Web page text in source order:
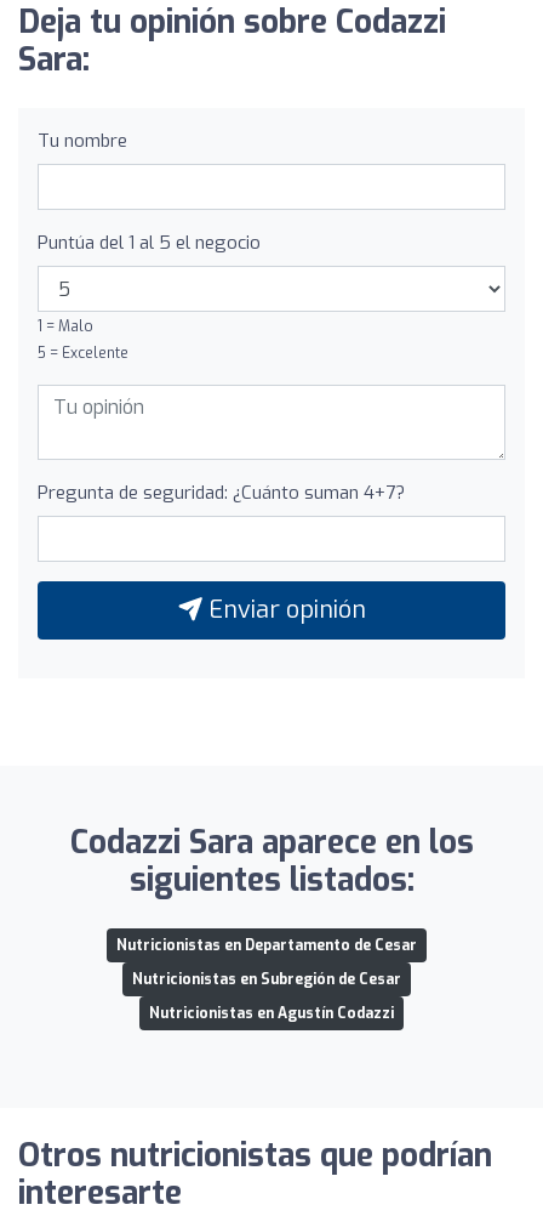
Deja tu opinión sobre Codazzi
Sara:
Tu nombre
Puntúa del 1 al 5 el negocio
1 = Malo
5 = Excelente
Pregunta de seguridad: ¿Cuánto suman 4+7?
Enviar opinión
Codazzi Sara aparece en los
siguientes listados:
Nutricionistas en Departamento de Cesar
Nutricionistas en Subregión de Cesar
Nutricionistas en Agustín Codazzi
Otros nutricionistas que podrían
interesarte